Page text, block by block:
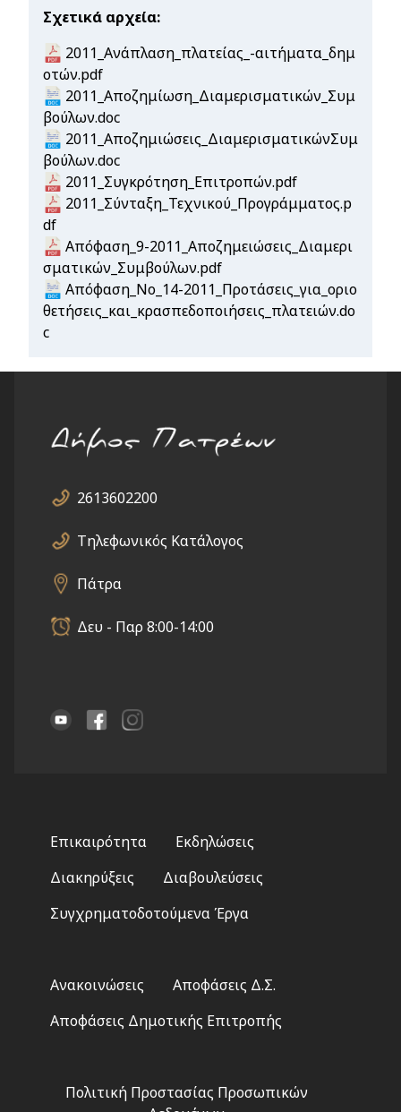
Σχετικά αρχεία
Document
2011_Ανάπλαση_πλατείας_-αιτήματα_δημ
οτών.pdf
Document
2011_Αποζημίωση_Διαμερισματικών_Συμ
βούλων.doc
Document
2011_Αποζημιώσεις_ΔιαμερισματικώνΣυμ
βούλων.doc
Document
2011_Συγκρότηση_Επιτροπών.pdf
Document
2011_Σύνταξη_Τεχνικού_Προγράμματος.p
df
Document
Απόφαση_9-2011_Αποζημειώσεις_Διαμερι
σματικών_Συμβούλων.pdf
Document
Απόφαση_Νο_14-2011_Προτάσεις_για_οριο
θετήσεις_και_κρασπεδοποιήσεις_πλατειών.do
c
2613602200
Τηλεφωνικός Κατάλογος
Πάτρα
Δευ - Παρ 8:00-14:00
menu
Επικαιρότητα
Εκδηλώσεις
Διακηρύξεις
Διαβουλεύσεις
Συγχρηματοδοτούμενα Έργα
2
Ανακοινώσεις
Αποφάσεις Δ.Σ.
Αποφάσεις Δημοτικής Επιτροπής
Πολιτική Προστασίας Προσωπικών